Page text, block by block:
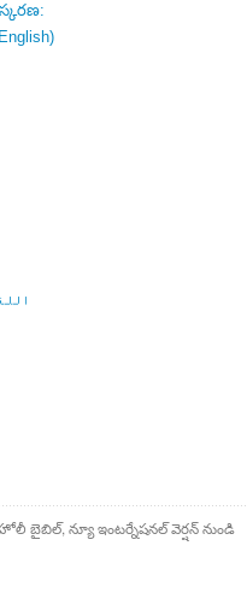
బైబిల్, న్యూ ఇంటర్నేషనల్ వెర్షన్ నుండి